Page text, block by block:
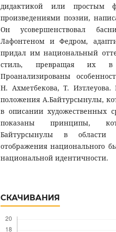
дидактикой или простым
произведениями поэзии,
Он усовершенствовал
Лафонтеном и Федром,
придал им национальный
стиль, превращая их в
Проанализированы
Н. Ахметбекова, Т.
положения А.Байтурсынулы,
в описании художественных
показаны принципы,
Байтурсынулы в области
отображения национального
национальной идентичности.
СКАЧИВАНИЯ